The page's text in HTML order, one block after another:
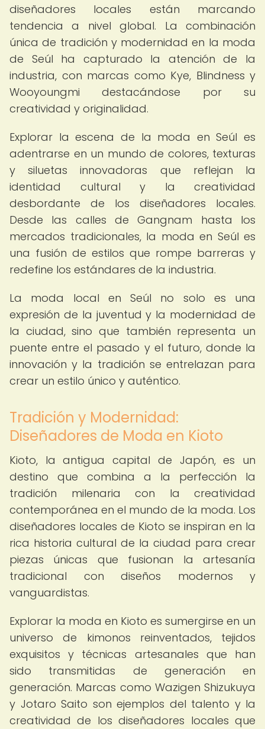
diseñadores locales están marcando
tendencia a nivel global. La combinación
única de tradición y modernidad en la moda
de Seúl ha capturado la atención de la
industria, con marcas como Kye, Blindness y
Wooyoungmi destacándose por su
creatividad y originalidad.
Explorar la escena de la moda en Seúl es
adentrarse en un mundo de colores, texturas
y siluetas innovadoras que reflejan la
identidad cultural y la creatividad
desbordante de los diseñadores locales.
Desde las calles de Gangnam hasta los
mercados tradicionales, la moda en Seúl es
una fusión de estilos que rompe barreras y
redefine los estándares de la industria.
La moda local en Seúl no solo es una
expresión de la juventud y la modernidad de
la ciudad, sino que también representa un
puente entre el pasado y el futuro, donde la
innovación y la tradición se entrelazan para
crear un estilo único y auténtico.
Tradición y Modernidad:
Diseñadores de Moda en Kioto
Kioto, la antigua capital de Japón, es un
destino que combina a la perfección la
tradición milenaria con la creatividad
contemporánea en el mundo de la moda. Los
diseñadores locales de Kioto se inspiran en la
rica historia cultural de la ciudad para crear
piezas únicas que fusionan la artesanía
tradicional con diseños modernos y
vanguardistas.
Explorar la moda en Kioto es sumergirse en un
universo de kimonos reinventados, tejidos
exquisitos y técnicas artesanales que han
sido transmitidas de generación en
generación. Marcas como Wazigen Shizukuya
y Jotaro Saito son ejemplos del talento y la
creatividad de los diseñadores locales que